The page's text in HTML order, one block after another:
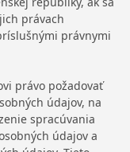
právach
právnymi
právo požadovať
údajov, na
spracúvania
údajov a